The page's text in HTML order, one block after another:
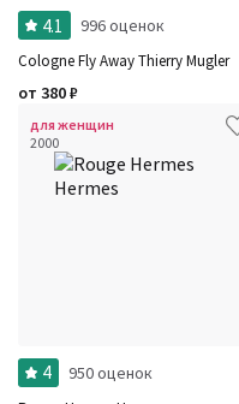
4.1 996 оценок
Cologne Fly Away Thierry Mugler
от 380₽
для женщин
2000
4 950 оценок